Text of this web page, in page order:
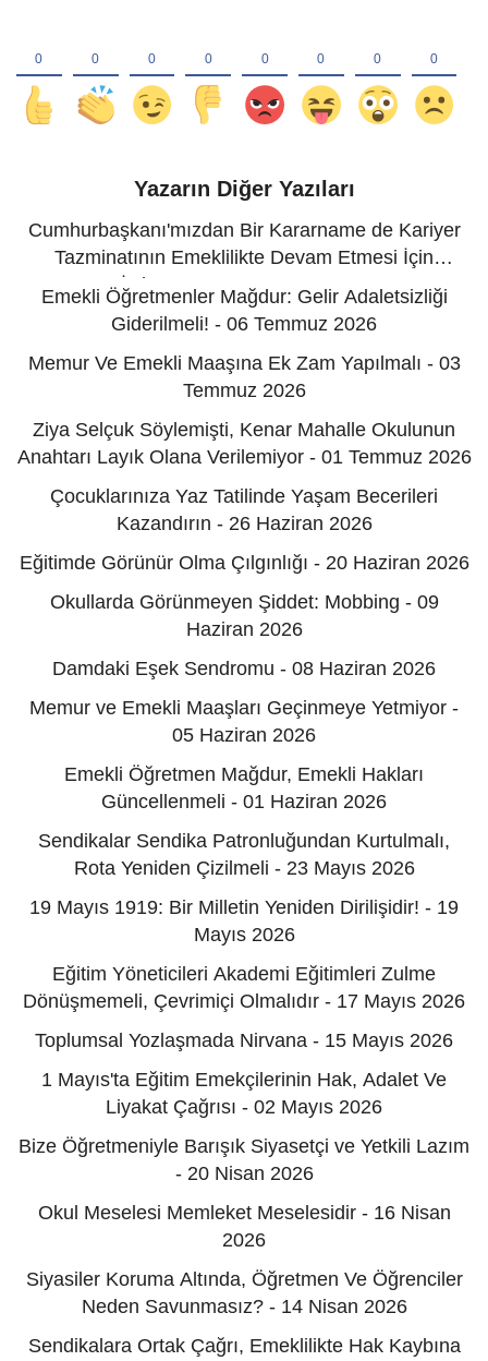
Yazarın Diğer Yazıları
Cumhurbaşkanı'mızdan Bir Kararname de Kariyer
Tazminatının Emeklilikte Devam Etmesi İçin
İstiyoruz! - 12 Temmuz 2026
Emekli Öğretmenler Mağdur: Gelir Adaletsizliği
Giderilmeli! - 06 Temmuz 2026
Memur Ve Emekli Maaşına Ek Zam Yapılmalı - 03
Temmuz 2026
Ziya Selçuk Söylemişti, Kenar Mahalle Okulunun
Anahtarı Layık Olana Verilemiyor - 01 Temmuz 2026
Çocuklarınıza Yaz Tatilinde Yaşam Becerileri
Kazandırın - 26 Haziran 2026
Eğitimde Görünür Olma Çılgınlığı - 20 Haziran 2026
Okullarda Görünmeyen Şiddet: Mobbing - 09
Haziran 2026
Damdaki Eşek Sendromu - 08 Haziran 2026
Memur ve Emekli Maaşları Geçinmeye Yetmiyor -
05 Haziran 2026
Emekli Öğretmen Mağdur, Emekli Hakları
Güncellenmeli - 01 Haziran 2026
Sendikalar Sendika Patronluğundan Kurtulmalı,
Rota Yeniden Çizilmeli - 23 Mayıs 2026
19 Mayıs 1919: Bir Milletin Yeniden Dirilişidir! - 19
Mayıs 2026
Eğitim Yöneticileri Akademi Eğitimleri Zulme
Dönüşmemeli, Çevrimiçi Olmalıdır - 17 Mayıs 2026
Toplumsal Yozlaşmada Nirvana - 15 Mayıs 2026
1 Mayıs'ta Eğitim Emekçilerinin Hak, Adalet Ve
Liyakat Çağrısı - 02 Mayıs 2026
Bize Öğretmeniyle Barışık Siyasetçi ve Yetkili Lazım
- 20 Nisan 2026
Okul Meselesi Memleket Meselesidir - 16 Nisan
2026
Siyasiler Koruma Altında, Öğretmen Ve Öğrenciler
Neden Savunmasız? - 14 Nisan 2026
Sendikalara Ortak Çağrı, Emeklilikte Hak Kaybına